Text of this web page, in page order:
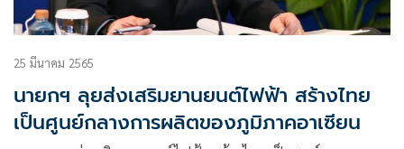
25 มีนาคม 2565
นายกฯ ลุยส่งเสริมยานยนต์ไฟฟ้า สร้างไทย
เป็นศูนย์กลางการผลิตของภูมิภาคอาเซียน